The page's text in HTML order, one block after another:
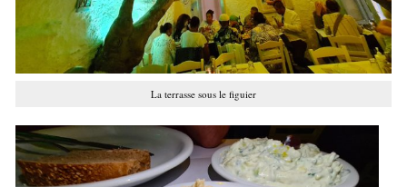
La terrasse sous le figuier